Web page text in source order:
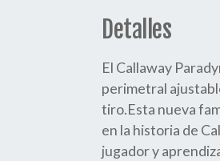
Detalles
El Callaway
perimetral
tiro.Esta nueva
en la historia de
jugador y